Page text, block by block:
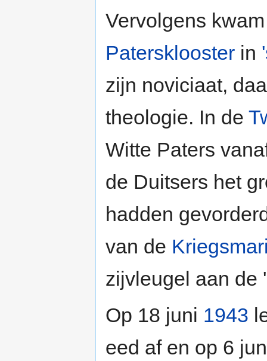
Vervolgens
Patersklooster in
zijn noviciaat,
theologie. In de
Witte Paters
de Duitsers het
hadden
van de
zijvleugel aan de
Op 18 juni 1943
eed af en op 6